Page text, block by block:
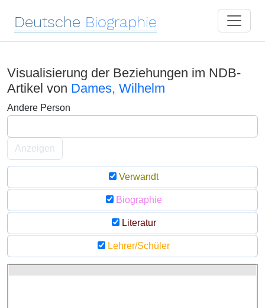
Deutsche Biographie
Visualisierung der Beziehungen im NDB-
Artikel von Dames, Wilhelm
Andere Person
Anzeigen
Verwandt
Biographie
Literatur
Lehrer/Schüler